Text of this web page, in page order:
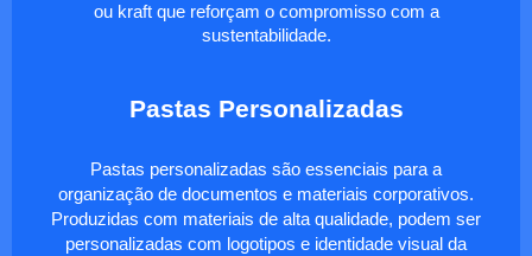
ou kraft que reforçam o compromisso com a
sustentabilidade.
Pastas Personalizadas
Pastas personalizadas são essenciais para a
organização de documentos e materiais corporativos.
Produzidas com materiais de alta qualidade, podem ser
personalizadas com logotipos e identidade visual da